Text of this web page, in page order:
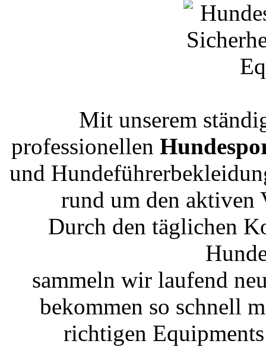
Mit unserem
professionellen
und
rund um den
Durch den täglichen
sammeln wir laufend
bekommen so schnell
richtigen